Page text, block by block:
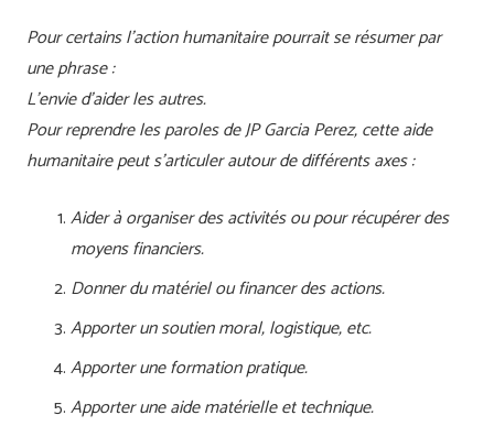
Pour certains l’action humanitaire pourrait se résumer par
une phrase :
L’envie d’aider les autres.
Pour reprendre les paroles de JP Garcia Perez, cette aide
humanitaire peut s’articuler autour de différents axes :
Aider à organiser des activités ou pour récupérer des
moyens financiers.
Donner du matériel ou financer des actions.
Apporter un soutien moral, logistique, etc.
Apporter une formation pratique.
Apporter une aide matérielle et technique.